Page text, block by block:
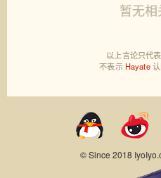
暂无
以上言论只代
不表示 Hayate
© Since 2018